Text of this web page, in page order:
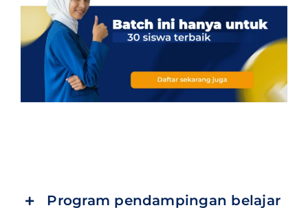
Program pendampingan belajar